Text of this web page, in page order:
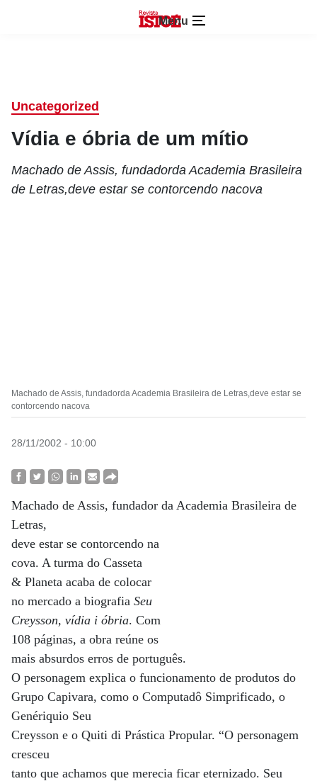
Menu
Uncategorized
Vídia e óbria de um mítio
Machado de Assis, fundadorda Academia Brasileira
de Letras,deve estar se contorcendo nacova
Machado de Assis, fundadorda Academia Brasileira de Letras,deve estar se
contorcendo nacova
28/11/2002 - 10:00
Machado de Assis, fundador da Academia Brasileira de
Letras,
deve estar se contorcendo na
cova. A turma do Casseta
& Planeta acaba de colocar
no mercado a biografia Seu
Creysson, vídia i óbria. Com
108 páginas, a obra reúne os
mais absurdos erros de português.
O personagem explica o funcionamento de produtos do
Grupo Capivara, como o Computadô Simprificado, o
Genériquio Seu
Creysson e o Quiti di Prástica Propular. “O personagem
cresceu
tanto que achamos que merecia ficar eternizado. Seu